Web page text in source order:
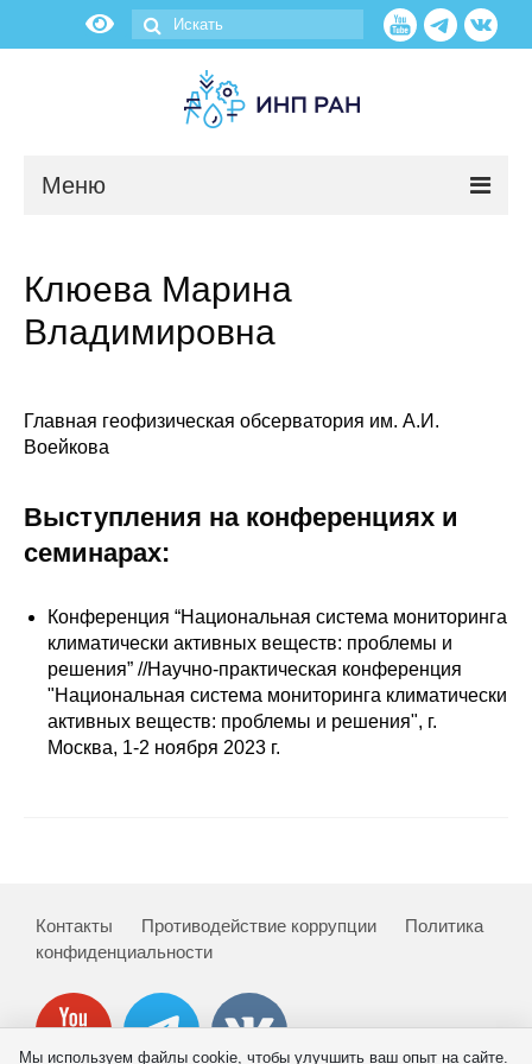
Меню
Об институте
Научные подразделения
Сотрудники
Противодействие коррупции
Материалы для СМИ
Проблемы прогнозирования
Клюева Марина
Владимировна
Главная геофизическая обсерватория им. А.И.
Воейкова
Выступления на конференциях и
семинарах:
Конференция “Национальная система мониторинга
климатически активных веществ: проблемы и
решения” //Научно-практическая конференция
"Национальная система мониторинга климатически
активных веществ: проблемы и решения", г.
Москва, 1-2 ноября 2023 г.
Контакты Противодействие коррупции
Политика
конфиденциальности
Мы используем файлы cookie, чтобы улучшить ваш опыт на сайте.